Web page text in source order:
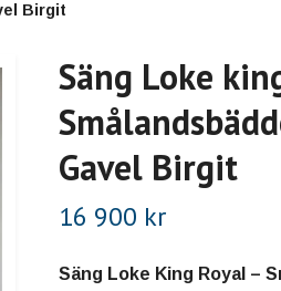
Birgit
Säng Loke
Gavel Birgit
16 900 kr
Säng Loke King Royal –